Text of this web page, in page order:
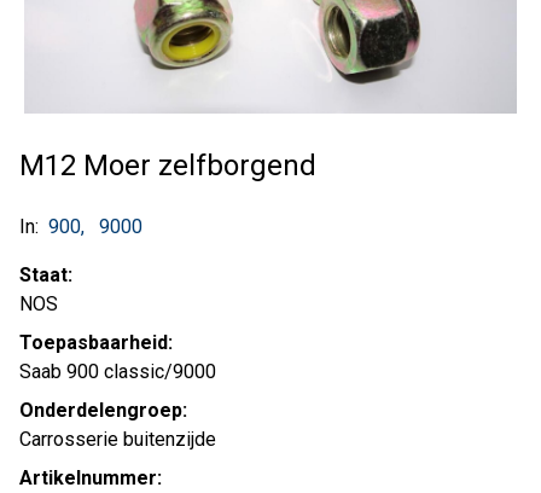
M12 Moer zelfborgend
In: 900 9000
Staat:
NOS
Toepasbaarheid:
Saab 900 classic/9000
Onderdelengroep:
Carrosserie buitenzijde
Artikelnummer: